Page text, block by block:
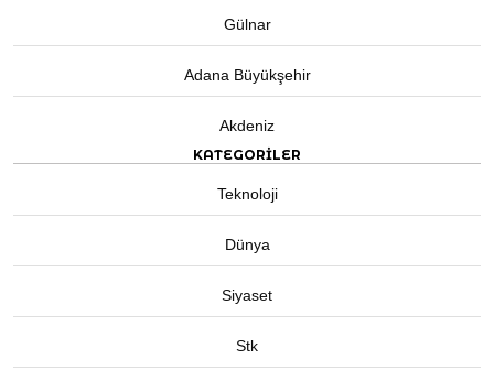
Gülnar
Adana Büyükşehir
Akdeniz
KATEGORİLER
Teknoloji
Dünya
Siyaset
Stk